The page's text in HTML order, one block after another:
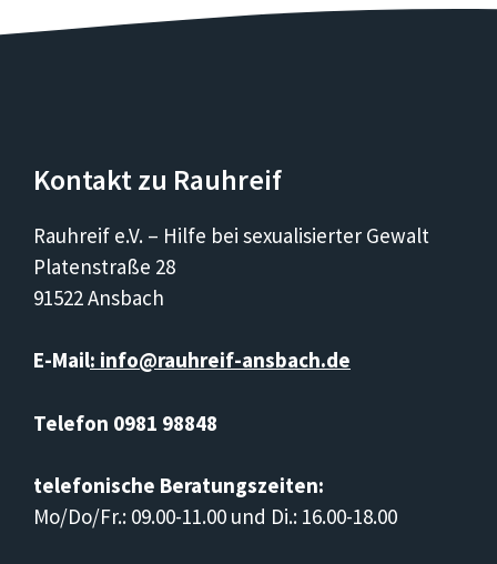
Kontakt zu Rauhreif
Rauhreif e.V. – Hilfe bei sexualisierter Gewalt
Platenstraße 28
91522 Ansbach
E-Mail: info@rauhreif-ansbach.de
Telefon 0981 98848
telefonische Beratungszeiten:
Mo/Do/Fr.: 09.00-11.00 und Di.: 16.00-18.00